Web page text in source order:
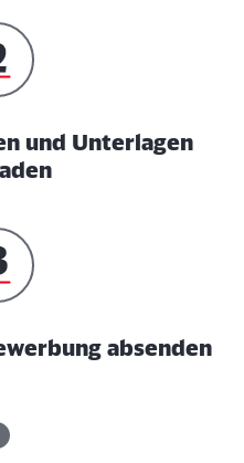
und Unterlagen
absenden